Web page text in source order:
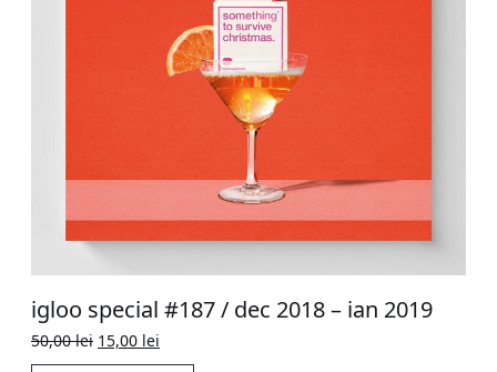
igloo special #187 / dec 2018 – ian 2019
50,00lei Original
price
15,00 lei
price